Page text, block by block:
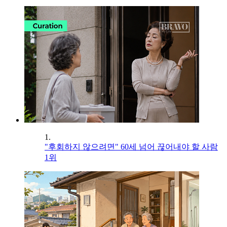
1.
"후회하지 않으려면" 60세 넘어 끊어내야 할 사람
1위